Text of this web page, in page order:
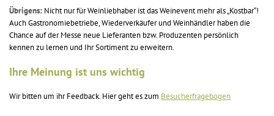
Übrigens: Nicht nur für Weinliebhaber ist das Weinevent mehr als „Kostbar“!
Auch Gastronomiebetriebe, Wiederverkäufer und Weinhändler haben die
Chance auf der Messe neue Lieferanten bzw. Produzenten persönlich
kennen zu lernen und Ihr Sortiment zu erweitern.
Ihre Meinung ist uns wichtig
Wir bitten um ihr Feedback. Hier geht es zum Besucherfragebogen